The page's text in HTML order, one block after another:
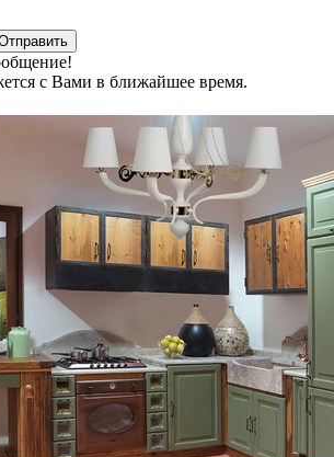
с Вами в ближайшее время.